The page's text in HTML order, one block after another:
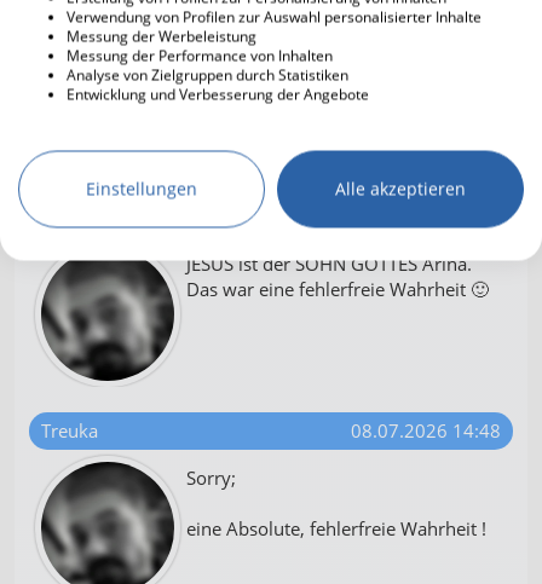
Wahrheit: Für den Menschen ist eine
absolute, fehlerfreie Wahrheit
unerreichbar.
Sie drückt eine tiefe Demut aus und
verwendet
Treuka
JESUS ist der SOHN GOTTES Arina.
Das war eine fehlerfreie Wahrheit 🙂
Treuka
08.07.2026 14:48
Sorry;
eine Absolute, fehlerfreie Wahrheit !
Verwendung von Profilen zur Auswahl personalisierter Inhalte
Messung der Werbeleistung
Messung der Performance von Inhalten
Analyse von Zielgruppen durch Statistiken
Entwicklung und Verbesserung der Angebote
Einstellungen Alle akzeptieren